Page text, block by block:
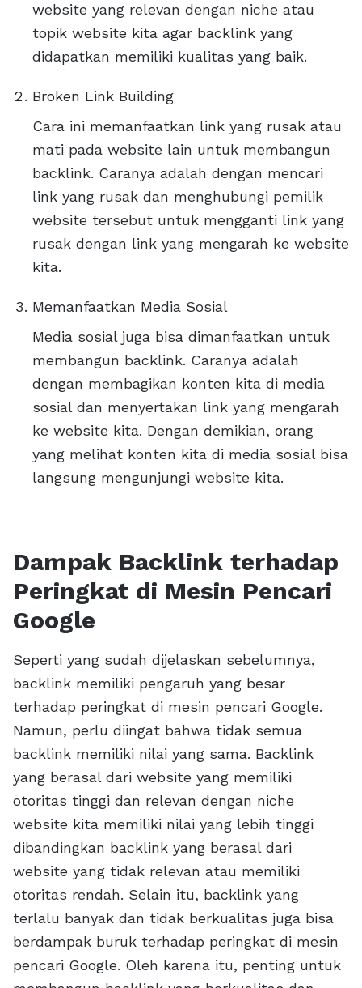
website yang relevan dengan niche atau
topik website kita agar backlink yang
didapatkan memiliki kualitas yang baik.
Broken Link Building
Cara ini memanfaatkan link yang rusak atau
mati pada website lain untuk membangun
backlink. Caranya adalah dengan mencari
link yang rusak dan menghubungi pemilik
website tersebut untuk mengganti link yang
rusak dengan link yang mengarah ke website
kita.
Memanfaatkan Media Sosial
Media sosial juga bisa dimanfaatkan untuk
membangun backlink. Caranya adalah
dengan membagikan konten kita di media
sosial dan menyertakan link yang mengarah
ke website kita. Dengan demikian, orang
yang melihat konten kita di media sosial bisa
langsung mengunjungi website kita.
Dampak Backlink terhadap
Peringkat di Mesin Pencari
Google
Seperti yang sudah dijelaskan sebelumnya,
backlink memiliki pengaruh yang besar
terhadap peringkat di mesin pencari Google.
Namun, perlu diingat bahwa tidak semua
backlink memiliki nilai yang sama. Backlink
yang berasal dari website yang memiliki
otoritas tinggi dan relevan dengan niche
website kita memiliki nilai yang lebih tinggi
dibandingkan backlink yang berasal dari
website yang tidak relevan atau memiliki
otoritas rendah. Selain itu, backlink yang
terlalu banyak dan tidak berkualitas juga bisa
berdampak buruk terhadap peringkat di mesin
pencari Google. Oleh karena itu, penting untuk